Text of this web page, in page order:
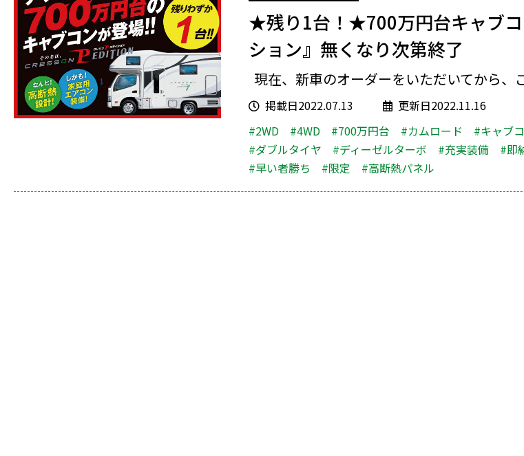
★残り1台！★700万円台キャブコ
ション』無くなり次第終了
現在、新車のオーダーをいただいてから、
掲載日2022.07.13
更新日2022.11.16
#2WD
#4WD #700万円台 #カムロード #キャブ
#ダブルタイヤ
#ディーゼルターボ #充実装備 #即
#早い者勝ち
#限定 #高断熱パネル